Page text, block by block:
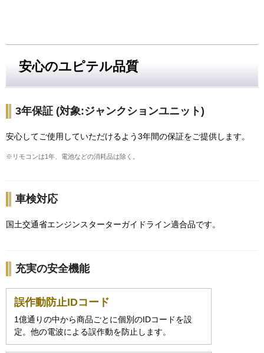
安心のユピテル品質
3年保証 (対象:ジャンクションユニット)
安心してご使用していただけるよう3年間の保証をご提供します。
※リモコンは1年、電池などの消耗品は除く。
車検対応
国土交通省エンジンスターターガイドライン適合品です。
充実の安全機能
誤作動防止IDコード
1億通りの中から商品ごとに個別のIDコードを設
定。他の電波による誤作動を防止します。